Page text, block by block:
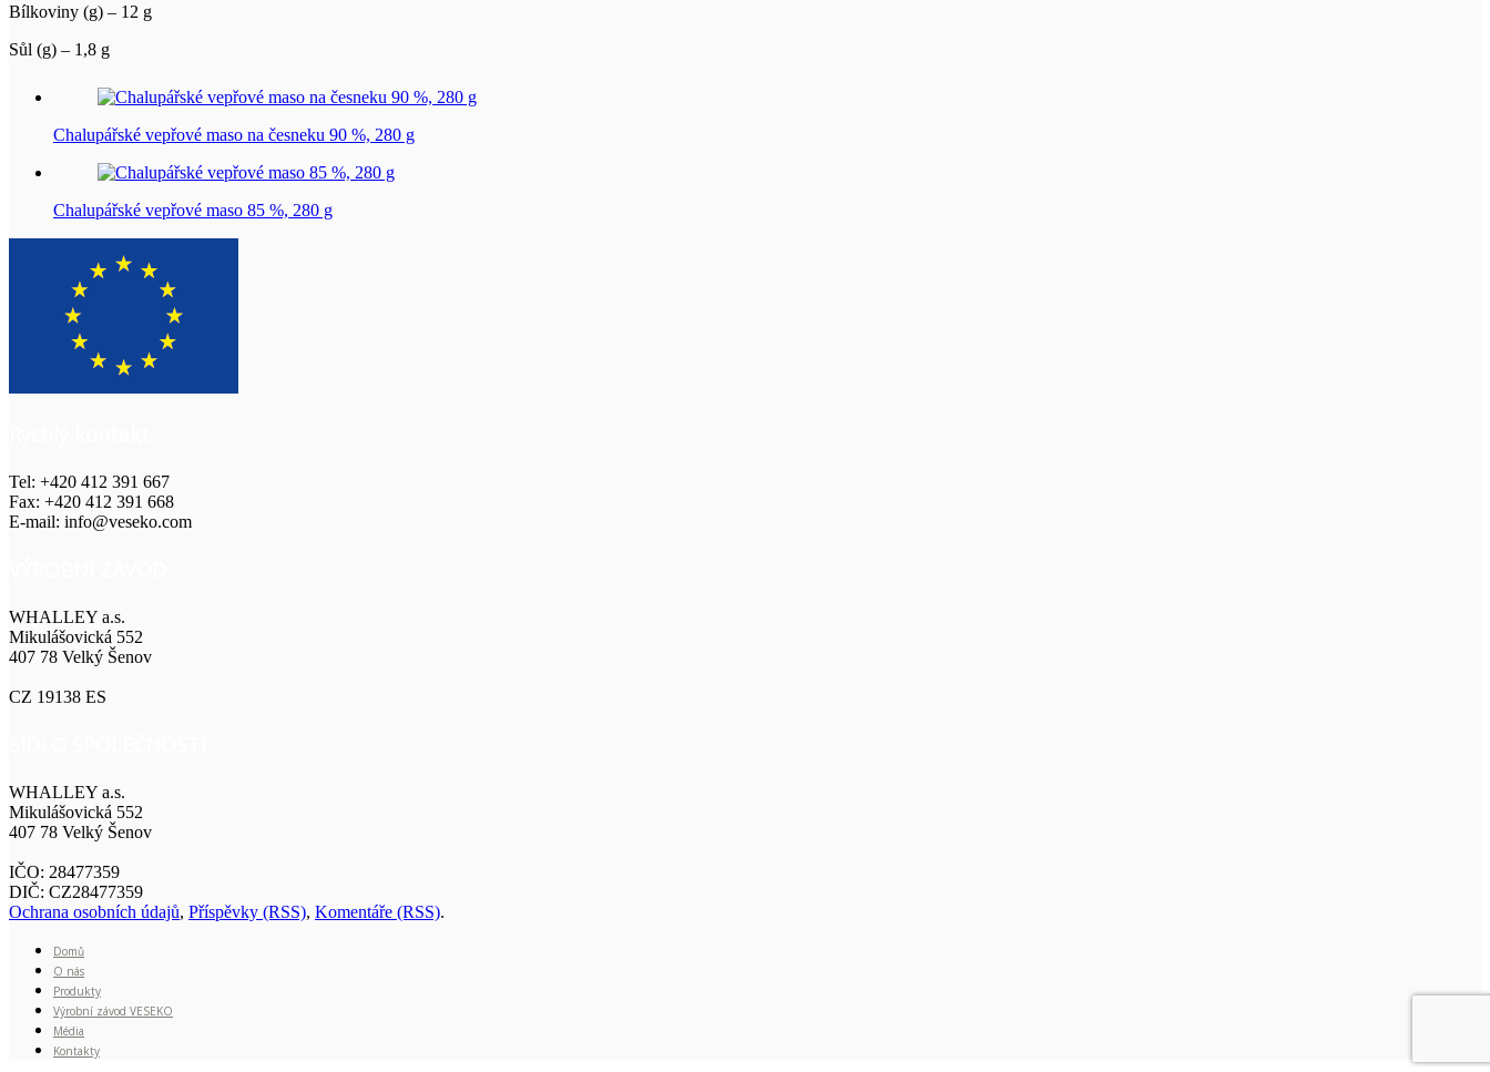
Bílkoviny (g) – 12 g
Sůl (g) – 1,8 g
Chalupářské vepřové maso na česneku 90 %, 280 g
Chalupářské vepřové maso 85 %, 280 g
Tel: +420 412 391 667
Fax: +420 412 391 668
E-mail: info@veseko.com
WHALLEY a.s.
Mikulášovická 552
407 78 Velký Šenov
CZ 19138 ES
WHALLEY a.s.
Mikulášovická 552
407 78 Velký Šenov
IČO: 28477359
DIČ: CZ28477359
Ochrana osobních údajů, Příspěvky (RSS), Komentáře (RSS).
Domů
O nás
Produkty
Výrobní závod VESEKO
Média
Kontakty